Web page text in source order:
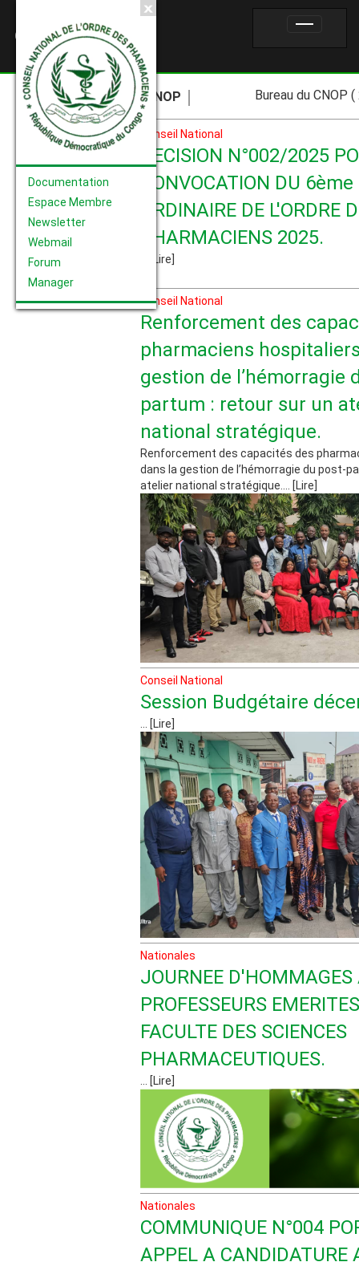
Documentation
Espace Membre
Newsletter
Webmail
Forum
Manager
CNOP
CNOP Bureau du CNOP (
Conseil National
DECISION N°002/2025
CONVOCATION DU
ORDINAIRE DE L'ORDRE
PHARMACIENS 2025.
... [Lire]
Conseil National
Renforcement des
pharmaciens
gestion de l’hémorragie
partum : retour sur un
national stratégique.
Renforcement des capacités des
dans la gestion de l’hémorragie du post-
atelier national stratégique.... [Lire]
Conseil National
Session Budgétaire
... [Lire]
Nationales
JOURNEE D'HOMMAGES
PROFESSEURS
FACULTE DES SCIENCES
PHARMACEUTIQUES.
... [Lire]
Nationales
COMMUNIQUE N°004
APPEL A CANDIDATURE